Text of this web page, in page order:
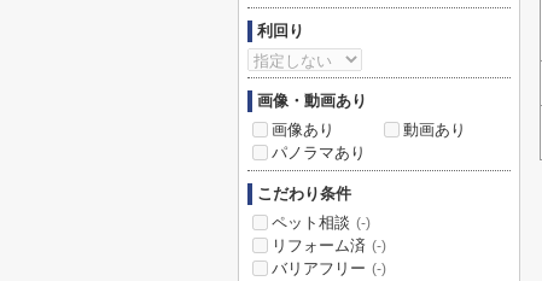
利回り
画像・動画あり
画像あり
動画あり
パノラマあり
こだわり条件
ペット相談 (-)
リフォーム済 (-)
バリアフリー (-)